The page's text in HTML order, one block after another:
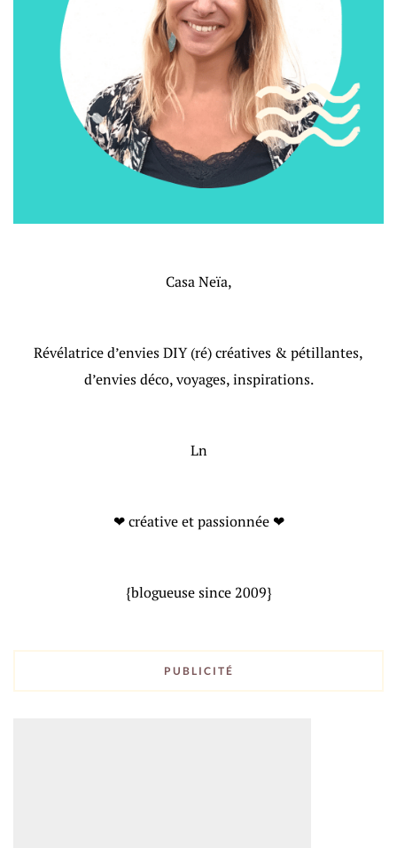
Casa Neïa,
Révélatrice d’envies DIY (ré) créatives & pétillantes,
d’envies déco, voyages, inspirations.
Ln
❤ créative et passionnée ❤
{blogueuse since 2009}
PUBLICITÉ